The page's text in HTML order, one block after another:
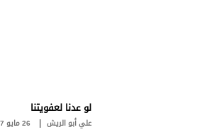
لو عدنا لعفويتنا
علي أبو الريش | 26 مايو 2017